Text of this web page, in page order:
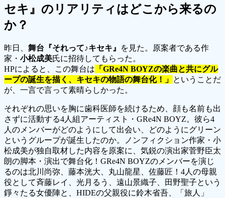
セキ』のリアリティはどこから来るの
か？
昨日、 舞台『それって♪キセキ』
を見た。原案者である作
家・ 小松成美氏に招待してもらった。
HPによると、この舞台は 「GRe4N BOYZの楽曲と共にグル
ープの誕生を描く、キセキの物語の舞台化！」 ということだ
が、一言で言って素晴らしかった。
それぞれの思いを胸に歯科医師を続けるため、顔も名前も出
さずに活動する4人組アーティスト・GRe4N BOYZ。彼ら4
人のメンバーがどのようにして出会い、どのようにグリーン
というグループが誕生したのか。ノンフィクション作家・小
松成美が独自取材した内容を原案に、気鋭の演出家菅野臣太
朗の脚本・演出で舞台化！GRe4N BOYZのメンバーを演じ
るのは北川尚弥、藤本洸大、丸山龍星、佐藤匠！4人の母親
役として斉藤レイ、光月るう、遠山景織子、田野聖子という
錚々たる女優陣と、HIDEの父親役に鈴木省吾、「旅人」